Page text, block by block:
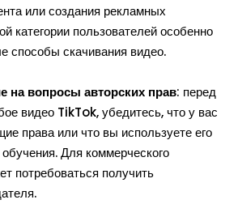
или создания рекламных
категории пользователей особенно
способы скачивания видео.
на вопросы авторских прав: перед
видео TikTok, убедитесь, что у вас
права или что вы используете его
Для коммерческого
потребоваться получить